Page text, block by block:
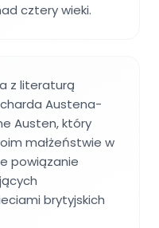
cztery wieki.
z literaturą
Austena-
Austen, który
małżeństwie w
powiązanie
brytyjskich